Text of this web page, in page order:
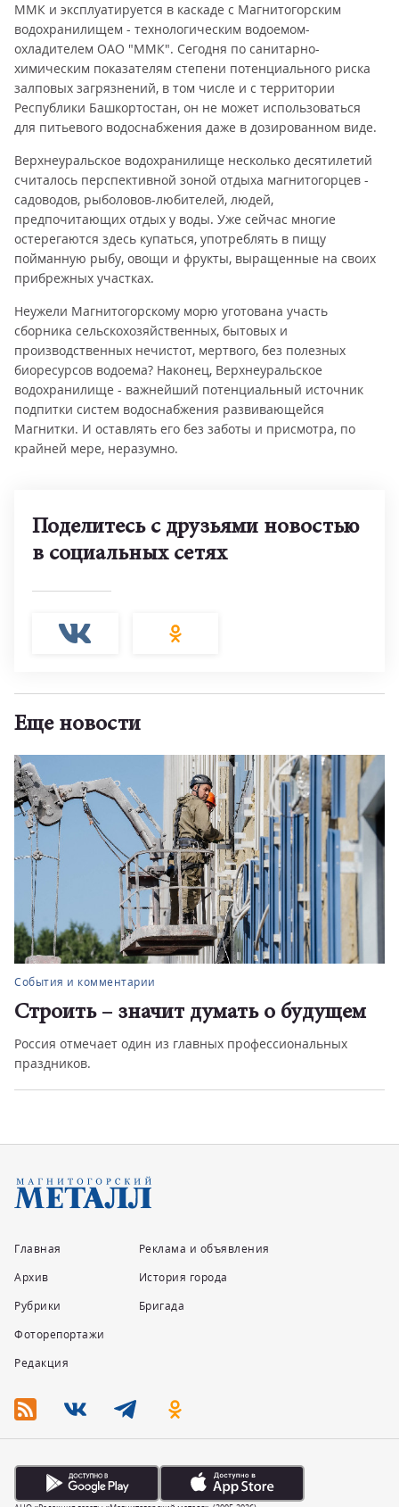
ММК и эксплуатируется в каскаде с Магнитогорским
водохранилищем - технологическим водоемом-
охладителем ОАО "ММК". Сегодня по санитарно-
химическим показателям степени потенциального риска
залповых загрязнений, в том числе и с территории
Республики Башкортостан, он не может использоваться
для питьевого водоснабжения даже в дозированном виде.
Верхнеуральское водохранилище несколько десятилетий
считалось перспективной зоной отдыха магнитогорцев -
садоводов, рыболовов-любителей, людей,
предпочитающих отдых у воды. Уже сейчас многие
остерегаются здесь купаться, употреблять в пищу
пойманную рыбу, овощи и фрукты, выращенные на своих
прибрежных участках.
Неужели Магнитогорскому морю уготована участь
сборника сельскохозяйственных, бытовых и
производственных нечистот, мертвого, без полезных
биоресурсов водоема? Наконец, Верхнеуральское
водохранилище - важнейший потенциальный источник
подпитки систем водоснабжения развивающейся
Магнитки. И оставлять его без заботы и присмотра, по
крайней мере, неразумно.
Поделитесь с друзьями новостью
в социальных сетях
Еще новости
События и комментарии
Строить – значит думать о будущем
Россия отмечает один из главных профессиональных
праздников.
Главная
Архив
Рубрики
Фоторепортажи
Редакция
Реклама и объявления
История города
Бригада